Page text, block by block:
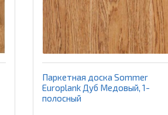
Паркетная доска Sommer
Europlank Дуб Mедовый, 1-
полосный